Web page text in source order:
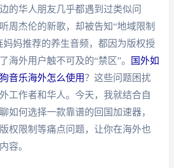
华人朋友几乎都遇到过类似问
周杰伦的新歌，却被告知“地域限制
妈妈推荐的养生音频，都因为版权授
海外用户触不可及的“禁区”。
国外如
音乐海外怎么使用？这些问题困扰
工作者和华人。今天，我就结合自
如何选择一款靠谱的回国加速器，
权限制等痛点问题，让你在海外也
容。